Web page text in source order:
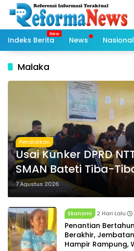
Langsung
konten
Indeks Berita
News Nasional
Malaka
Pendidikan
Usai Kunker DPRD
SMAN Bateti Tiba-
dan Gelar Rapat
Pertanyakan Hak 15
Belum Dibayar
7 Agustus 2026
Ekonomi 2 Hari Lalu
Penantian
Berakhir,
Hampir Rampung,